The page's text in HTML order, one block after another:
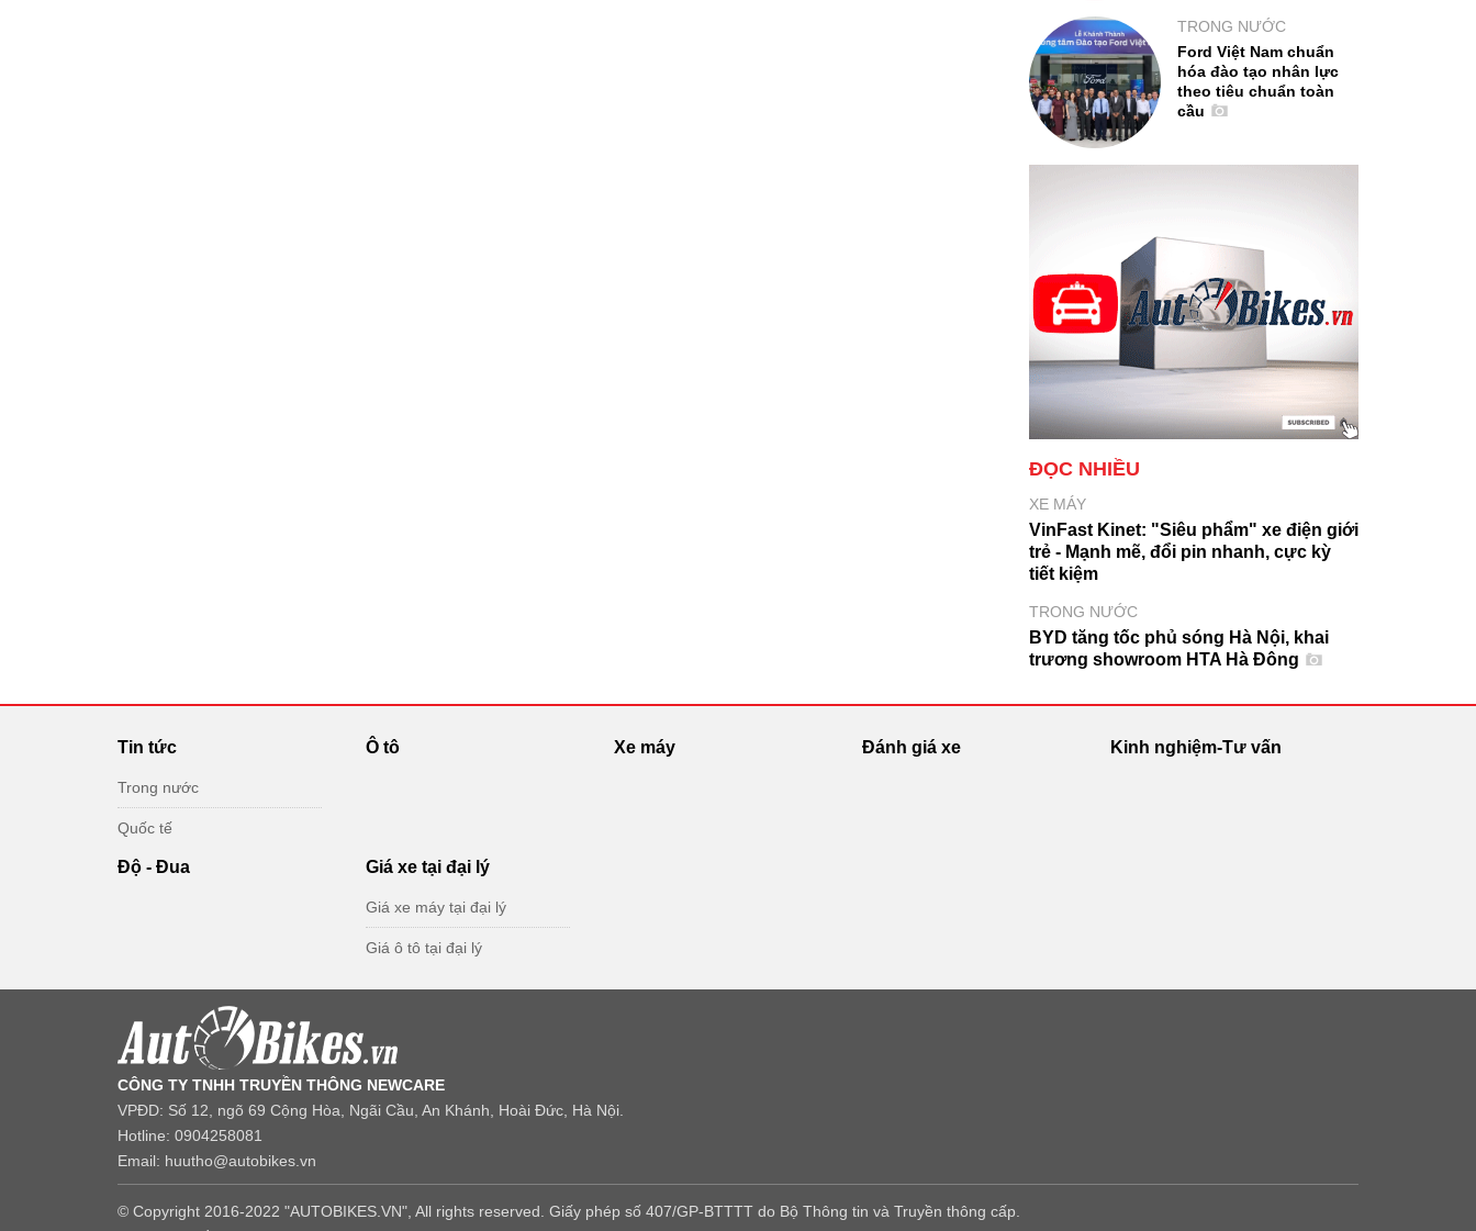
TRONG NƯỚC
Ford Việt Nam chuẩn
hóa đào tạo nhân lực
theo tiêu chuẩn toàn
cầu
ĐỌC NHIỀU
XE MÁY
VinFast Kinet: "Siêu phẩm" xe điện giới
trẻ - Mạnh mẽ, đổi pin nhanh, cực kỳ
tiết kiệm
TRONG NƯỚC
BYD tăng tốc phủ sóng Hà Nội, khai
trương showroom HTA Hà Đông
Tin tức
Trong nước
Quốc tế
Ô tô Xe máy Đánh giá xe Kinh nghiệm-Tư vấn
Độ - Đua Giá xe tại đại lý
Giá xe máy tại đại lý
Giá ô tô tại đại lý
CÔNG TY TNHH TRUYỀN THÔNG NEWCARE
VPĐD: Số 12, ngõ 69 Cộng Hòa, Ngãi Cầu, An Khánh, Hoài Đức, Hà Nội.
Hotline: 0904258081
Email: huutho@autobikes.vn
© Copyright 2016-2022 "AUTOBIKES.VN", All rights reserved. Giấy phép số 407/GP-BTTTT do Bộ Thông tin và Truyền thông cấp.